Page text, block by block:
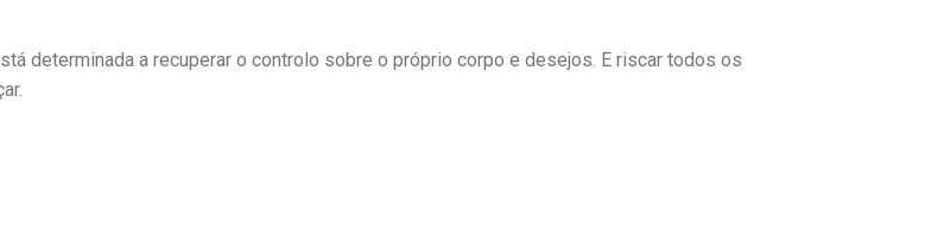
determinada a recuperar o controlo sobre o próprio corpo e desejos. E riscar todos os